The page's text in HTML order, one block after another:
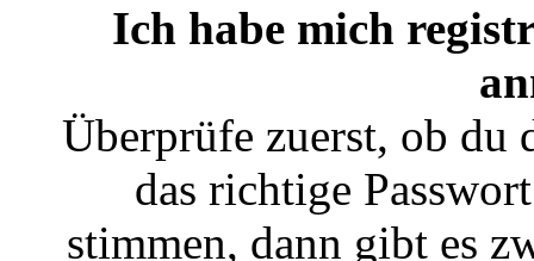
Ich habe mich
Überprüfe zuerst, ob du
das richtige
stimmen, dann gibt es